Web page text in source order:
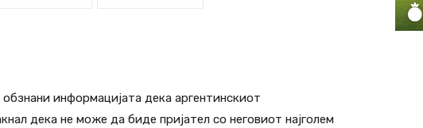
информацијата дека аргентинскиот
дека не може да биде пријател со неговиот најголем